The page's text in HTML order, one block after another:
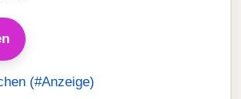
(#Anzeige)